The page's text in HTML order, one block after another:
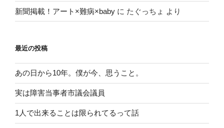
新聞掲載！アート×難病×baby に たぐっちょ より
最近の投稿
あの日から10年。僕が今、思うこと。
実は障害当事者市議会議員
1人で出来ることは限られてるって話